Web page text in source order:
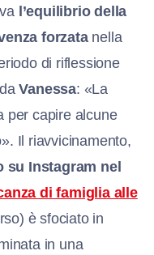
l’equilibrio della
forzatanella
di riflessione
daVanessa: «La
per capire alcune
Il riavvicinamento,
su Instagram nel
di famiglia alle
è sfociato in
in una